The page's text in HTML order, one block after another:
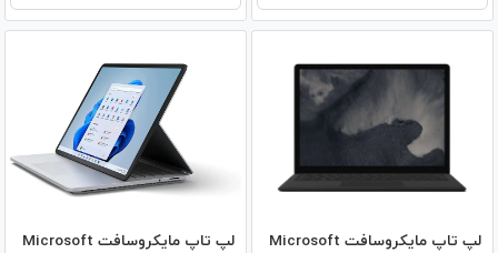
لپ تاپ مایکروسافت Microsoft
لپ تاپ مایکروسافت Microsoft